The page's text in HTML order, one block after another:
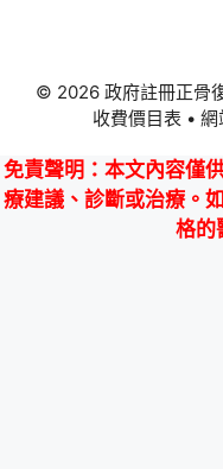
© 2026 政府註冊正骨
收費價目表 •
免責聲明 ：本文內容僅
療建議、診斷或治療。
格的